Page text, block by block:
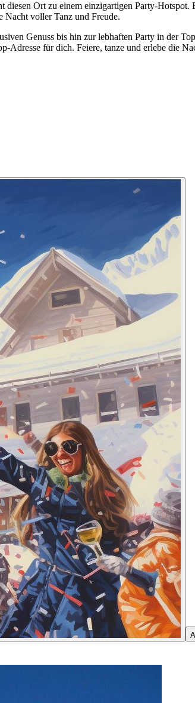
Ort zu einem einzigartigen Party-Hotspot.
Nacht voller Tanz und Freude.
Genuss bis hin zur lebhaften Party in der
Adresse für dich. Feiere, tanze und erlebe die